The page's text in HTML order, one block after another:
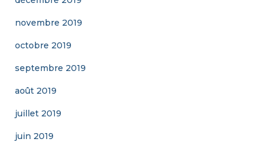
novembre 2019
octobre 2019
septembre 2019
août 2019
juillet 2019
juin 2019